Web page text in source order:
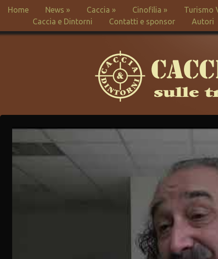
Home News » Caccia » Cinofilia »
Turismo
Caccia e Dintorni
Contatti e sponsor Autori